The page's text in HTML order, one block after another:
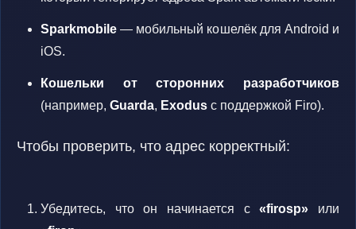
Sparkmobile — мобильный кошелёк для Android и
iOS.
Кошельки от сторонних разработчиков
(например, Guarda, Exodus с поддержкой Firo).
Чтобы проверить, что адрес корректный:
Убедитесь, что он начинается с«firosp» или